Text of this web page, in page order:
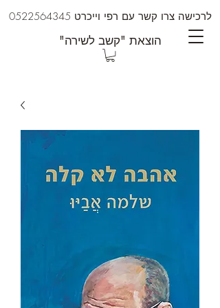
"הוצאת "קשב לשירה
לרכישה צרו קשר עם רפי וייכרט 0522564345